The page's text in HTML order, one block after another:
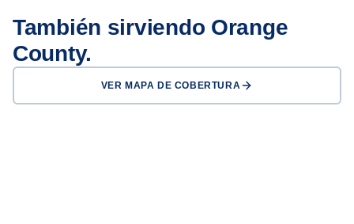
También sirviendo Orange
County.
VER MAPA DE COBERTURA